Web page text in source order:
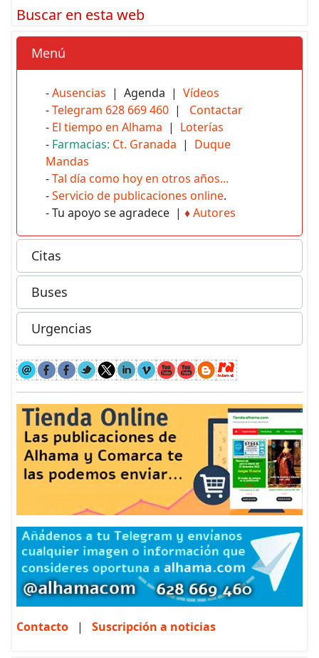
Buscar en esta web
Menú
-Ausencias | Agenda | Vídeos
-Telegram 628 669 460 | Contactar
- El tiempo en Alhama | Loterías
- Farmacias: Ct. Granada | Duque
Mandas
-Tal día como hoy en otros años...
-Servicio de publicaciones online.
- Tu apoyo se agradece | ♦Autores
Citas
Buses
Urgencias
Contacto | Suscripción a noticias